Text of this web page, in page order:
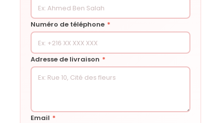
Numéro de téléphone *
Adresse de livraison *
Email *